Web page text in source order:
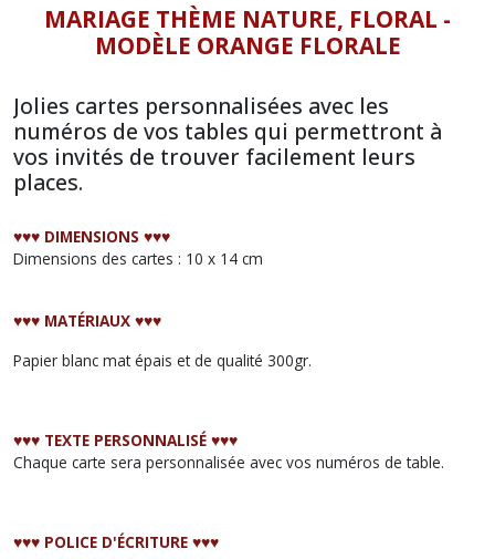
MARIAGE THÈME NATURE, FLORAL -
MODÈLE ORANGE FLORALE
Jolies cartes personnalisées avec les
numéros de vos tables qui permettront à
vos invités de trouver facilement leurs
places.
♥︎♥︎♥︎ DIMENSIONS ♥︎♥︎♥︎
Dimensions des cartes : 10 x 14 cm
♥︎♥︎♥︎ MATÉRIAUX ♥︎♥︎♥︎
Papier blanc mat épais et de qualité 300gr.
♥︎♥︎♥︎ TEXTE PERSONNALISÉ ♥︎♥︎♥︎
Chaque carte sera personnalisée avec vos numéros de table.
♥︎♥︎♥︎ POLICE D'ÉCRITURE ♥︎♥︎♥︎